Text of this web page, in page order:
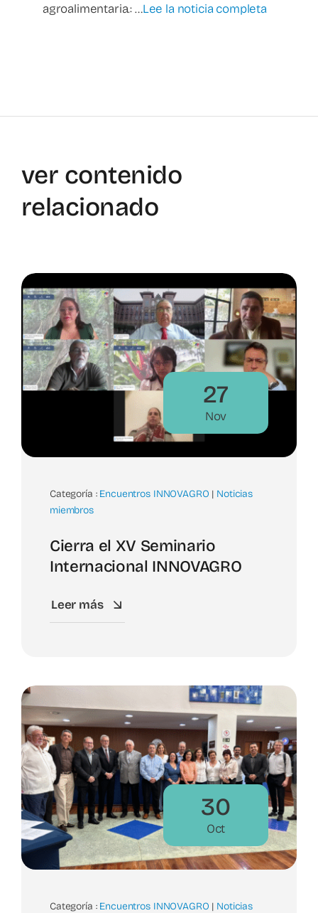
agroalimentaria.: …Lee la noticia completa
ver contenido
relacionado
27
Nov
Categoría : Encuentros INNOVAGRO | Noticias
miembros
Cierra el XV Seminario
Internacional INNOVAGRO
Leer más
30
Oct
Categoría : Encuentros INNOVAGRO | Noticias